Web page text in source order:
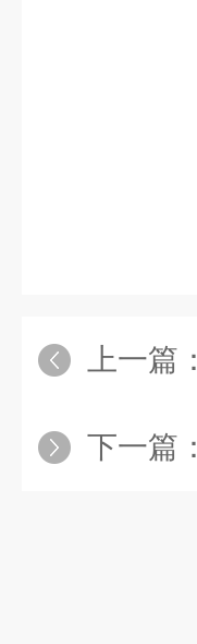
上一篇：
下一篇：